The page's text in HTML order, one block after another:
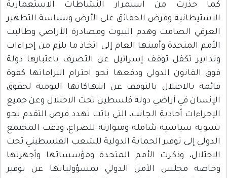
كما حذرت من استمرار النشاطات الاستعمارية
الاستيطانية وفرض الحقائق على الأرض وسياسة التطهير
العرقي الصامت وهدم البيوت ومصادرة الأراضي وطالبت
الأمم المتحدة وأمينها العام إلى اتخاذ ما يلزم من إجراءات
وتدابير تكفل توقف إسرائيل عن التصرف باعتبارها دولة
فوق القانون الدولي ودفعها نحو احترام التزاماتها كقوة
قائمة بالاحتلال بالتوقف عن انتهاكاتها اليومية لحقوق
الإنسان في أراضي دولة فلسطين تحت الاحتلال وعن جميع
الإجراءات أحادية الجانب، التي باتت تهدد فرص التقدم نحو
تسوية سياسية شاملة ومتوازنة للصراع، ودعت المجتمع
الدولي إلى توفير الحماية الدولية للشعب الفلسطيني تحت
الاحتلال، وذكرت الأمم المتحدة ومؤسساتها وأجهزتها
وخاصة مجلس الأمن الدولي بمسؤولياتها عن توفير